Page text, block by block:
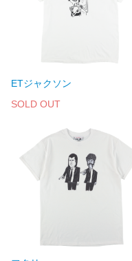
ETジャクソン
SOLD OUT